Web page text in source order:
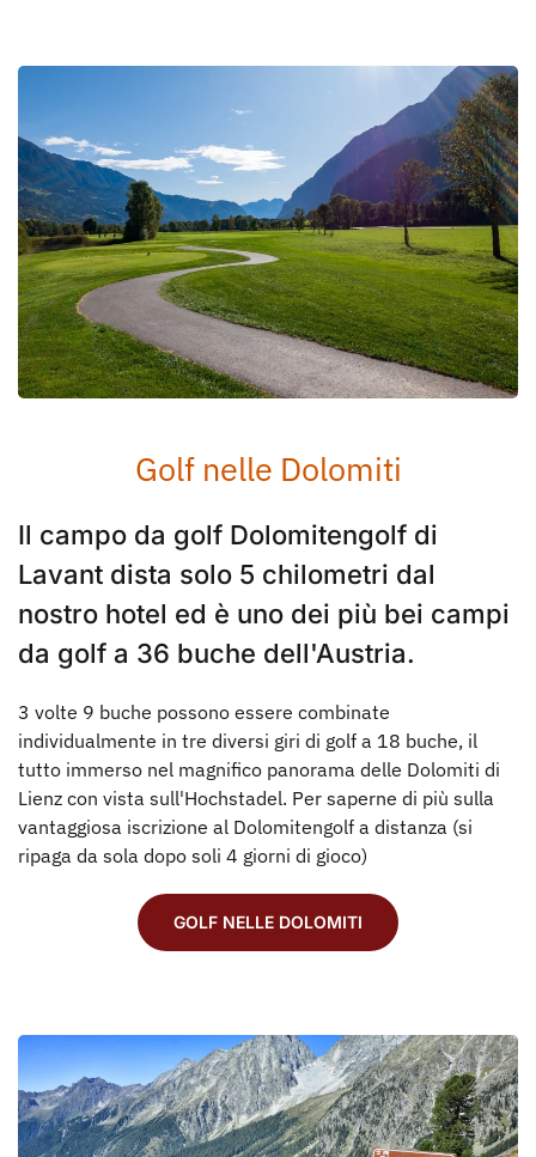
Golf nelle Dolomiti
Il campo da golf Dolomitengolf di
Lavant dista solo 5 chilometri dal
nostro hotel ed è uno dei più bei campi
da golf a 36 buche dell'Austria.
3 volte 9 buche possono essere combinate
individualmente in tre diversi giri di golf a 18 buche, il
tutto immerso nel magnifico panorama delle Dolomiti di
Lienz con vista sull'Hochstadel. Per saperne di più sulla
vantaggiosa iscrizione al Dolomitengolf a distanza (si
ripaga da sola dopo soli 4 giorni di gioco)
GOLF NELLE DOLOMITI